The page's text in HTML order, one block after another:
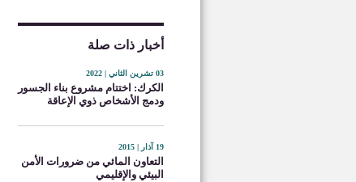
أخبار ذات صلة
03 تشرين الثاني | 2022
الكرك: اختتام مشروع بناء الجسور
ودمج الأشخاص ذوي الإعاقة
19 آذار | 2015
التعاون المائي من ضرورات الأمن
البيئي والإقليمي